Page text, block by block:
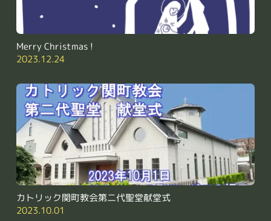
Merry Christmas !
2023.12.24
カトリック関町教会第二代聖堂献堂式
2023.10.01